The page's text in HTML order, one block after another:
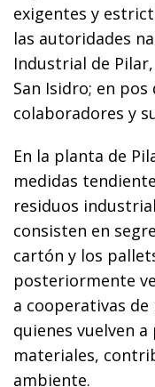
exigentes y
las autoridades
Industrial de
San Isidro; en
colaboradores y
En la planta de
medidas
residuos
consisten en
cartón y los
posteriormente
a cooperativas
quienes vuelven
materiales,
ambiente.